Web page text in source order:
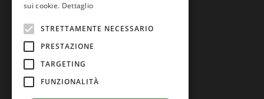
sui cookie. Dettaglio
STRETTAMENTE NECESSARIO
PRESTAZIONE
TARGETING
FUNZIONALITÀ